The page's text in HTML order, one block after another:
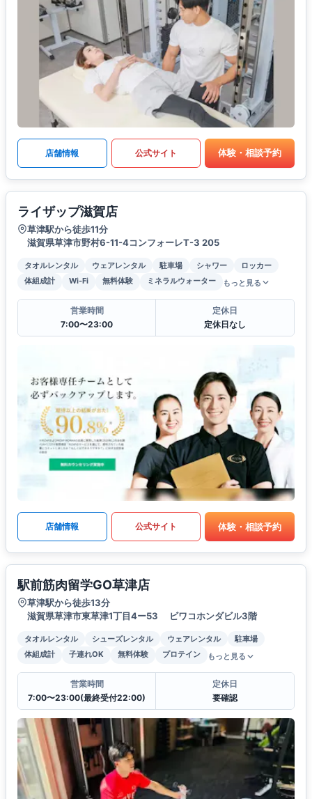
店舗情報 公式サイト 体験・相談予約
ライザップ滋賀店
草津駅から徒歩11分
滋賀県草津市野村6-11-4コンフォーレT-3 205
タオルレンタル ウェアレンタル 駐車場 シャワー
ロッカー
体組成計
Wi-Fi 無料体験 ミネラルウォーター もっと見る
営業時間
7:00〜23:00
定休日
定休日なし
店舗情報 公式サイト 体験・相談予約
駅前筋肉留学GO草津店
草津駅から徒歩13分
滋賀県草津市東草津1丁目4ー53 ビワコホンダビル3階
タオルレンタル シューズレンタル ウェアレンタル
駐車場
体組成計
子連れOK 無料体験 プロテイン もっと見る
営業時間
7:00〜23:00(最終受付22:00)
定休日
要確認